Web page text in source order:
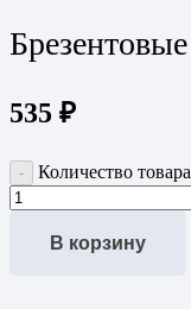
535 ₽
Количество
В корзину